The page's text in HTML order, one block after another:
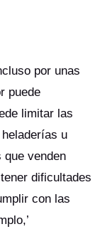
por unas
puede
limitar las
u
que venden
dificultades
con las